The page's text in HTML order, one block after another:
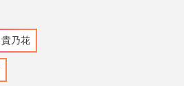
貴乃花